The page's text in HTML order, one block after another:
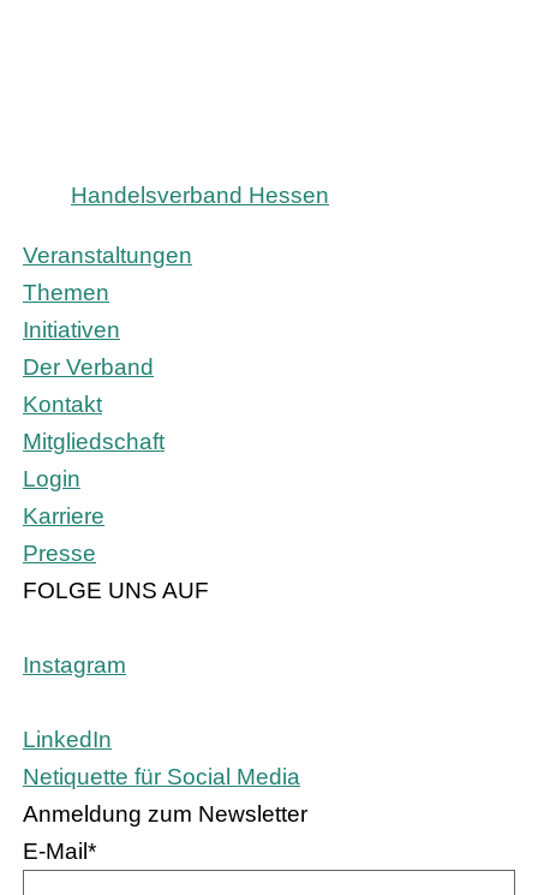
Handelsverband Hessen
Veranstaltungen
Themen
Initiativen
Der Verband
Kontakt
Mitgliedschaft
Login
Karriere
Presse
FOLGE UNS AUF
Instagram
LinkedIn
Netiquette für Social Media
Anmeldung zum Newsletter
E-Mail*